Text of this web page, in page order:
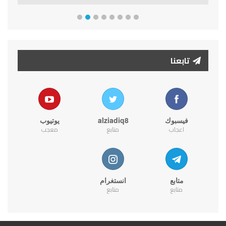
تابعنا
فيسبوك
اعجاب
alziadiq8
متابع
يوتيوب
معجب
متابع
متابع
انستغرام
متابع